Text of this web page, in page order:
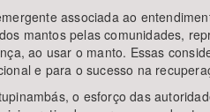
associada ao
mantos pelas comunidades,
ao usar o manto. Essas
e para o sucesso na
o esforço das